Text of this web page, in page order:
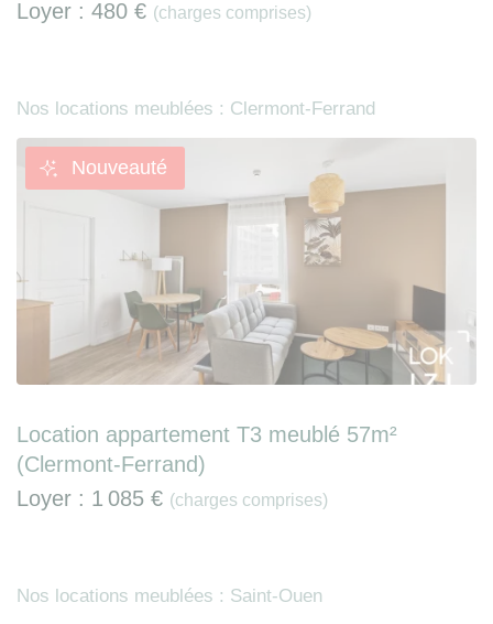
Loyer : 480 € (charges comprises)
Nos locations meublées : Clermont-Ferrand
Nouveauté
Location appartement T3 meublé 57m²
(Clermont-Ferrand)
Loyer : 1 085 € (charges comprises)
Nos locations meublées : Saint-Ouen